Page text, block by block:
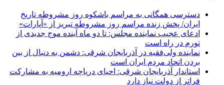
دسترسی همگانی به مراسم باشکوه روز مشروطه تاریخ
ایران/ پخش زنده مراسم روز مشروطه تبریز از «آپارات»
ادعای عجیب نماینده مجلس: تا دو ماه آینده موج جدیدی از
تورم در راه است
نماینده ولی‌فقیه در آذربایجان شرقی: دشمن به دنبال از بین
بردن اتحاد مردم ایران است
استاندار آذربایجان شرقی: احیای دریاچه ارومیه به مشارکت
فراتر از دولت نیاز دارد